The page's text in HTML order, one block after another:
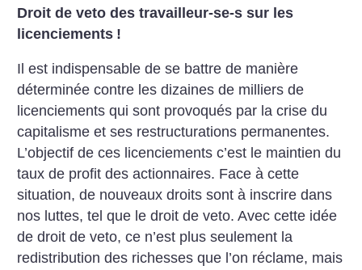
Droit de veto des travailleur-se-s sur les
licenciements !
Il est indispensable de se battre de manière
déterminée contre les dizaines de milliers de
licenciements qui sont provoqués par la crise du
capitalisme et ses restructurations permanentes.
L’objectif de ces licenciements c’est le maintien du
taux de profit des actionnaires. Face à cette
situation, de nouveaux droits sont à inscrire dans
nos luttes, tel que le droit de veto.Avec cette idée
de droit de veto, ce n’est plus seulement la
redistribution des richesses que l’on réclame, mais